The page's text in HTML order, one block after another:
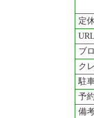
定
URL
ブ
ク
駐
予約
備